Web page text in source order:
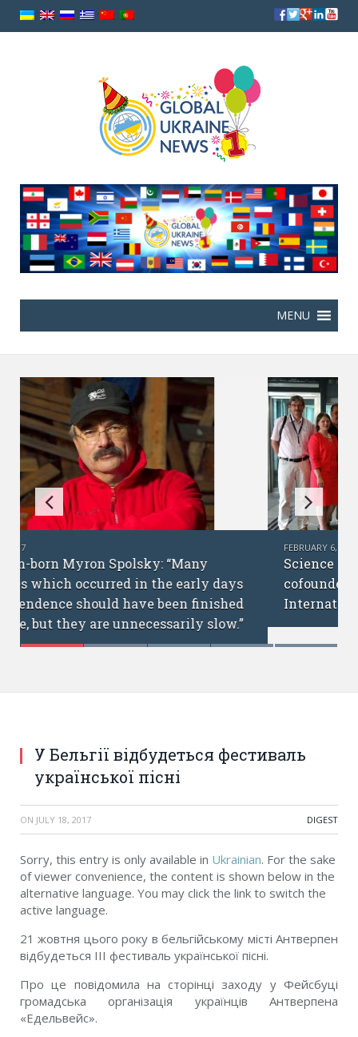
Science without borders: interview with
cofounders of the Ukrainian Academic
International Network
У Бельгії відбудеться фестиваль
української пісні
ON JULY 18, 2017 DIGEST
Sorry, this entry is only available in Ukrainian. For the sake
of viewer convenience, the content is shown below in the
alternative language. You may click the link to switch the
active language.
21 жовтня цього року в бельгійському місті Антверпен
відбудеться III фестиваль української пісні.
Про це повідомила на сторінці заходу у Фейсбуці
громадська організація українців Антверпена
«Едельвейс».